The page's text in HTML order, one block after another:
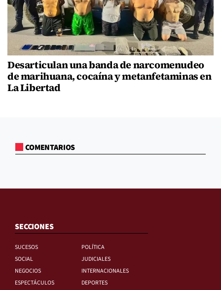
Desarticulan una banda de narcomenudeo
de marihuana, cocaína y metanfetaminas en
La Libertad
COMENTARIOS
SECCIONES
SUCESOS
POLÍTICA
SOCIAL
JUDICIALES
NEGOCIOS
INTERNACIONALES
ESPECTÁCULOS
DEPORTES